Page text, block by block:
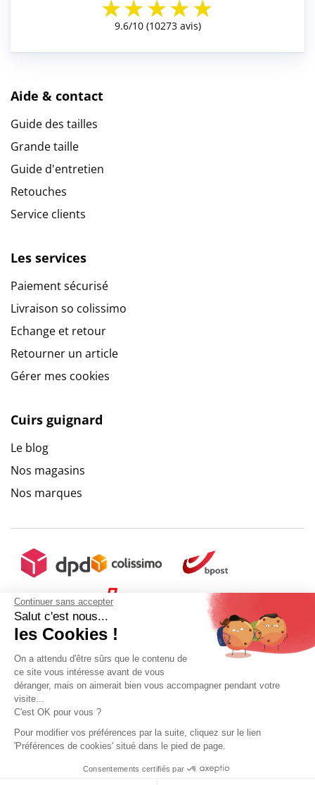
Continuer sans accepter
Salut c'est nous...
les Cookies !
On a attendu d'être sûrs que le contenu de
ce site vous intéresse avant de vous
déranger, mais on aimerait bien vous accompagner pendant votre
visite...
C'est OK pour vous ?
Pour modifier vos préférences par la suite, cliquez sur le lien
'Préférences de cookies' situé dans le pied de page.
Consentements certifiés par
Aide & contact
Guide des tailles
Grande taille
Guide d'entretien
Retouches
Service clients
Les services
Paiement sécurisé
Livraison so colissimo
Echange et retour
Retourner un article
Gérer mes cookies
Cuirs guignard
Le blog
Nos magasins
Nos marques
Gestion des données personnelles